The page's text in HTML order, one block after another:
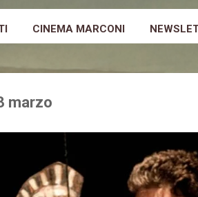
CINEMA MARCONI
marzo